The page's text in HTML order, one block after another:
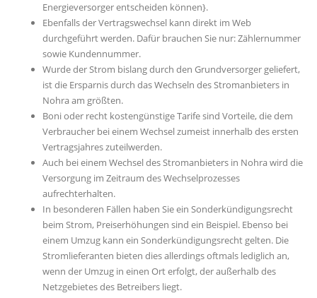
Energieversorger entscheiden können}.
Ebenfalls der Vertragswechsel kann direkt im Web
durchgeführt werden. Dafür brauchen Sie nur: Zählernummer
sowie Kundennummer.
Wurde der Strom bislang durch den Grundversorger geliefert,
ist die Ersparnis durch das Wechseln des Stromanbieters in
Nohra am größten.
Boni oder recht kostengünstige Tarife sind Vorteile, die dem
Verbraucher bei einem Wechsel zumeist innerhalb des ersten
Vertragsjahres zuteilwerden.
Auch bei einem Wechsel des Stromanbieters in Nohra wird die
Versorgung im Zeitraum des Wechselprozesses
aufrechterhalten.
In besonderen Fällen haben Sie ein Sonderkündigungsrecht
beim Strom, Preiserhöhungen sind ein Beispiel. Ebenso bei
einem Umzug kann ein Sonderkündigungsrecht gelten. Die
Stromlieferanten bieten dies allerdings oftmals lediglich an,
wenn der Umzug in einen Ort erfolgt, der außerhalb des
Netzgebietes des Betreibers liegt.